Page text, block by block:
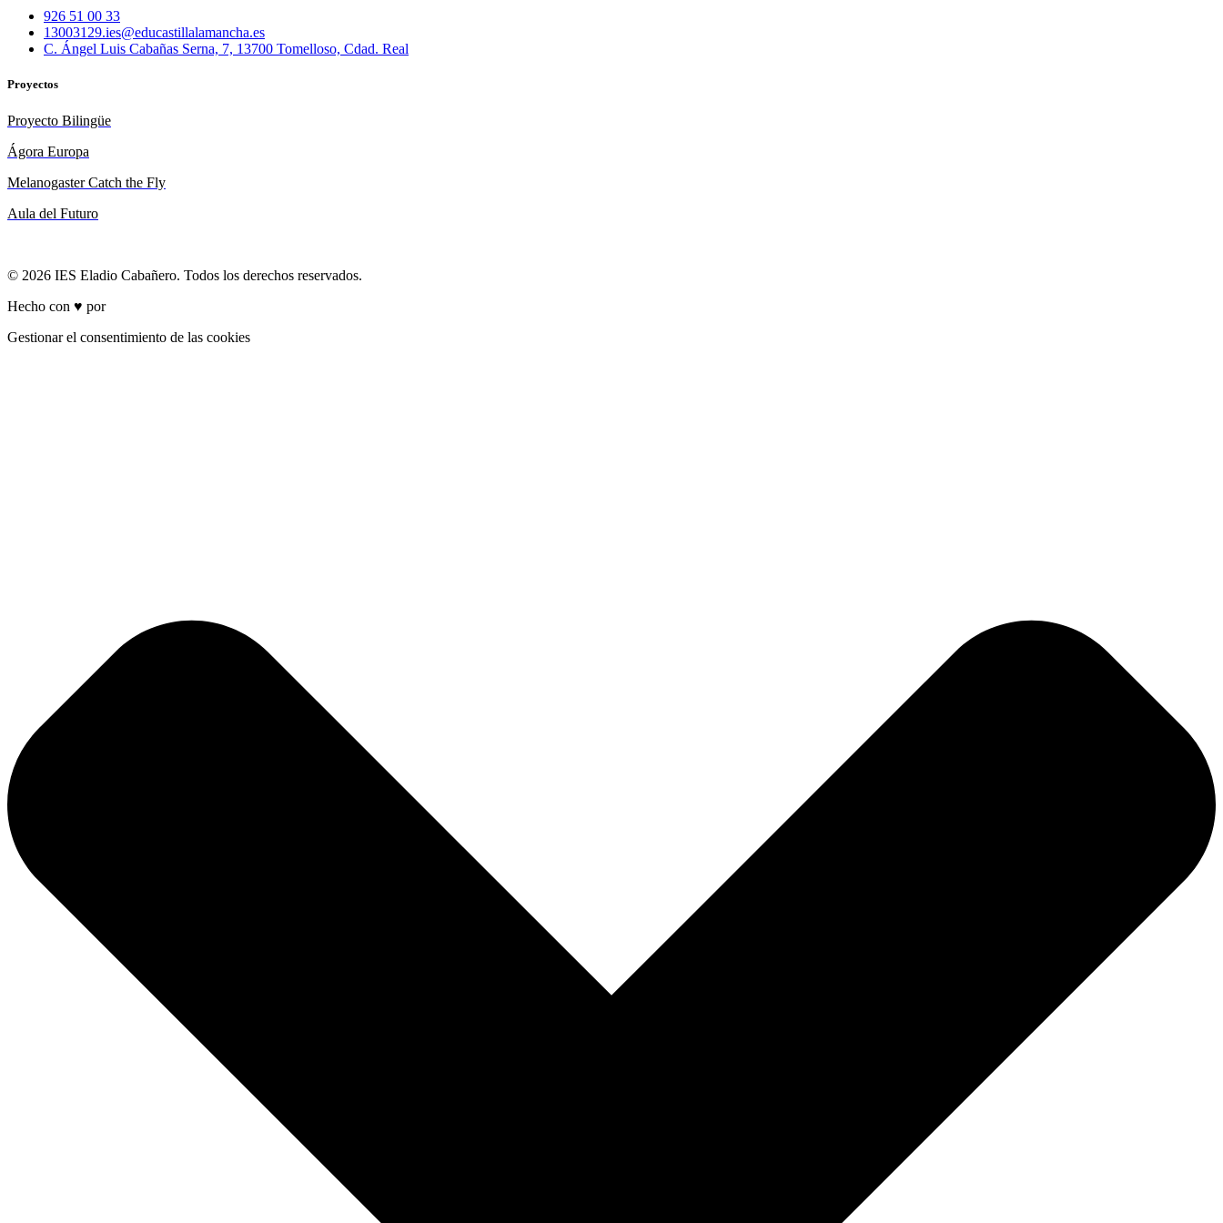
926 51 00 33
13003129.ies@educastillalamancha.es
C. Ángel Luis Cabañas Serna, 7, 13700 Tomelloso, Cdad. Real
Proyectos
Proyecto Bilingüe
Ágora Europa
Melanogaster Catch the Fly
Aula del Futuro
© 2026 IES Eladio Cabañero. Todos los derechos reservados.
Hecho con ♥ por
Gestionar el consentimiento de las cookies